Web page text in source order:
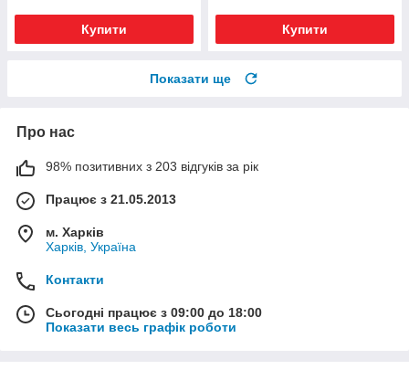
Купити Купити
Показати ще
Про нас
98% позитивних з 203 відгуків за рік
Працює з 21.05.2013
м. Харків
Харків, Україна
Контакти
Сьогодні працює з 09:00 до 18:00
Показати весь графік роботи